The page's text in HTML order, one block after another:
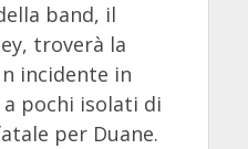
band, il
troverà la
incidente in
pochi isolati di
per Duane.